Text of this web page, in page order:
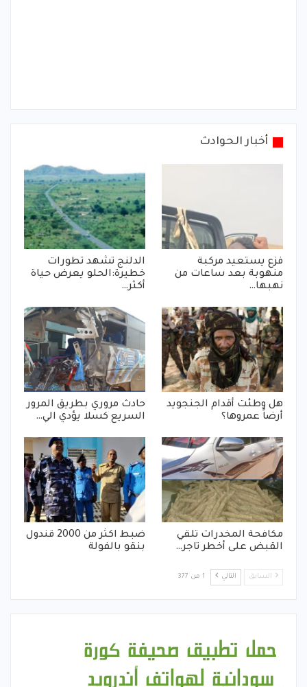
أخبار الحوادث
فزع يستعيد مركبة
منهوبة بعد ساعات من
نهبها…
الدلنج تشهد تطورات
خطيرة:الحلو يعرض حياة
أكثر…
هل وطئت أقدام الجنجويد
أرضاً عمروها؟
حادث مروري بطريق المرور
السريع كسلا يؤدي الي…
مكافحة المخدرات تلقي
القبض على أخطر تاجر…
ضبط اكثر من 2000 قندول
بنقو بالفولة
السابق التالي 1 من 377